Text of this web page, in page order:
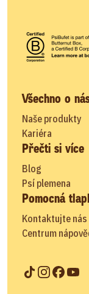
Všechno o
Naše produkty
Kariéra
Přečti si více
Blog
Psí plemena
Pomocná
Kontaktujte nás
Centrum